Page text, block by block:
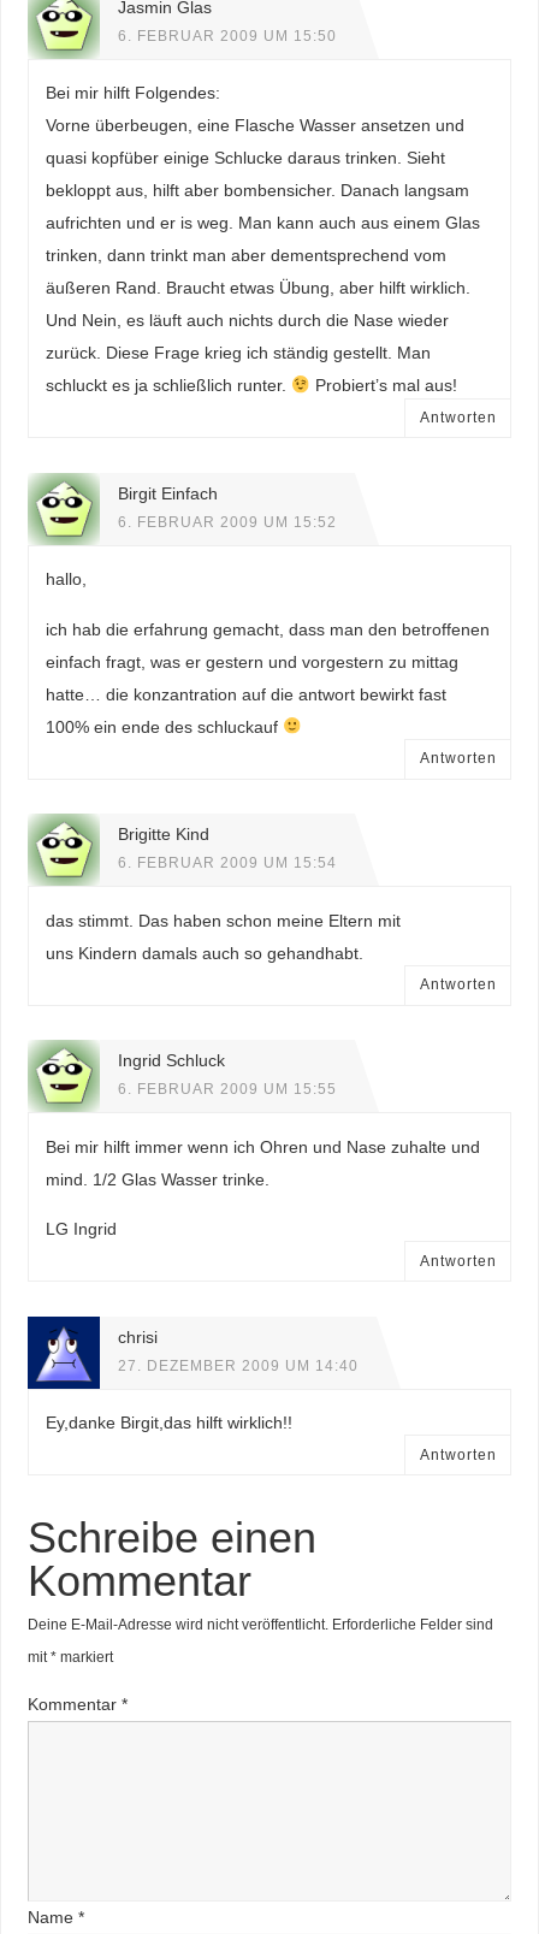
Jasmin Glas
6. FEBRUAR 2009 UM 15:50
Bei mir hilft Folgendes:
Vorne überbeugen, eine Flasche Wasser ansetzen und
quasi kopfüber einige Schlucke daraus trinken. Sieht
bekloppt aus, hilft aber bombensicher. Danach langsam
aufrichten und er is weg. Man kann auch aus einem Glas
trinken, dann trinkt man aber dementsprechend vom
äußeren Rand. Braucht etwas Übung, aber hilft wirklich.
Und Nein, es läuft auch nichts durch die Nase wieder
zurück. Diese Frage krieg ich ständig gestellt. Man
schluckt es ja schließlich runter.
Probiert’s mal aus!
Antworten
Birgit Einfach
6. FEBRUAR 2009 UM 15:52
hallo,
ich hab die erfahrung gemacht, dass man den betroffenen
einfach fragt, was er gestern und vorgestern zu mittag
hatte… die konzantration auf die antwort bewirkt fast
100% ein ende des schluckauf
Antworten
Brigitte Kind
6. FEBRUAR 2009 UM 15:54
das stimmt. Das haben schon meine Eltern mit
uns Kindern damals auch so gehandhabt.
Antworten
Ingrid Schluck
6. FEBRUAR 2009 UM 15:55
Bei mir hilft immer wenn ich Ohren und Nase zuhalte und
mind. 1/2 Glas Wasser trinke.
LG Ingrid
Antworten
chrisi
27. DEZEMBER 2009 UM 14:40
Ey,danke Birgit,das hilft wirklich!!
Antworten
Schreibe einen
Kommentar
Deine E-Mail-Adresse wird nicht veröffentlicht. Erforderliche Felder sind
mit *markiert
Kommentar *
Name *